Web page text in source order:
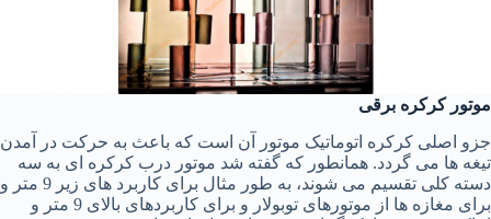
موتور کرکره برقی
جزو اصلی کرکره اتوماتیک موتور آن است که باعث به حرکت در آمدن
تیغه ها می گردد. همانطور که گفته شد موتور درب کرکره ای به سه
دسته کلی تقسیم می شوند، به طور مثال برای کاربرد های زیر 9 متر و
برای مغازه ها از موتورهای توبولار و برای کاربردهای بالای 9 متر و